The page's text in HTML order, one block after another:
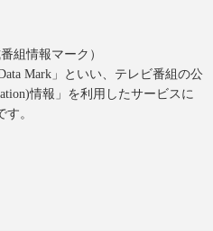
組情報マーク）
Mark」といい、テレビ番組の公
情報」を利用したサービスに
。